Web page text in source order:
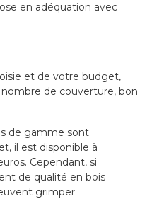
en adéquation avec
et de votre budget,
de couverture, bon
de gamme sont
il est disponible à
Cependant, si
de qualité en bois
grimper